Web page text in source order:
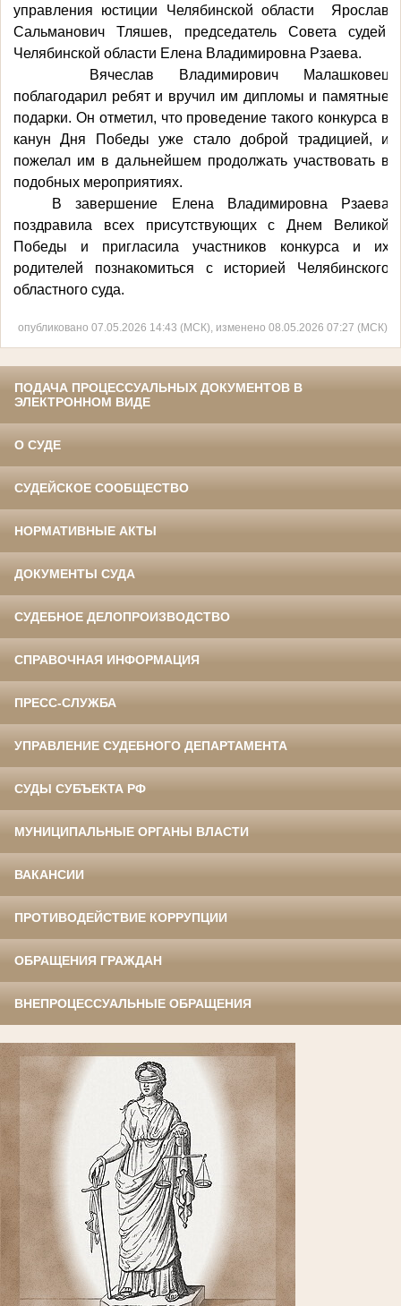
управления юстиции Челябинской области Ярослав
Сальманович Тляшев, председатель Совета судей
Челябинской области Елена Владимировна Рзаева.
Вячеслав Владимирович Малашковец
поблагодарил ребят и вручил им дипломы и памятные
подарки. Он отметил, что проведение такого конкурса в
канун Дня Победы уже стало доброй традицией, и
пожелал им в дальнейшем продолжать участвовать в
подобных мероприятиях.
В завершение Елена Владимировна Рзаева
поздравила всех присутствующих с Днем Великой
Победы и пригласила участников конкурса и их
родителей познакомиться с историей Челябинского
областного суда.
опубликовано 07.05.2026 14:43 (МСК), изменено 08.05.2026 07:27 (МСК)
ПОДАЧА ПРОЦЕССУАЛЬНЫХ ДОКУМЕНТОВ В
ЭЛЕКТРОННОМ ВИДЕ
О СУДЕ
СУДЕЙСКОЕ СООБЩЕСТВО
НОРМАТИВНЫЕ АКТЫ
ДОКУМЕНТЫ СУДА
СУДЕБНОЕ ДЕЛОПРОИЗВОДСТВО
СПРАВОЧНАЯ ИНФОРМАЦИЯ
ПРЕСС-СЛУЖБА
УПРАВЛЕНИЕ СУДЕБНОГО ДЕПАРТАМЕНТА
СУДЫ СУБЪЕКТА РФ
МУНИЦИПАЛЬНЫЕ ОРГАНЫ ВЛАСТИ
ВАКАНСИИ
ПРОТИВОДЕЙСТВИЕ КОРРУПЦИИ
ОБРАЩЕНИЯ ГРАЖДАН
ВНЕПРОЦЕССУАЛЬНЫЕ ОБРАЩЕНИЯ